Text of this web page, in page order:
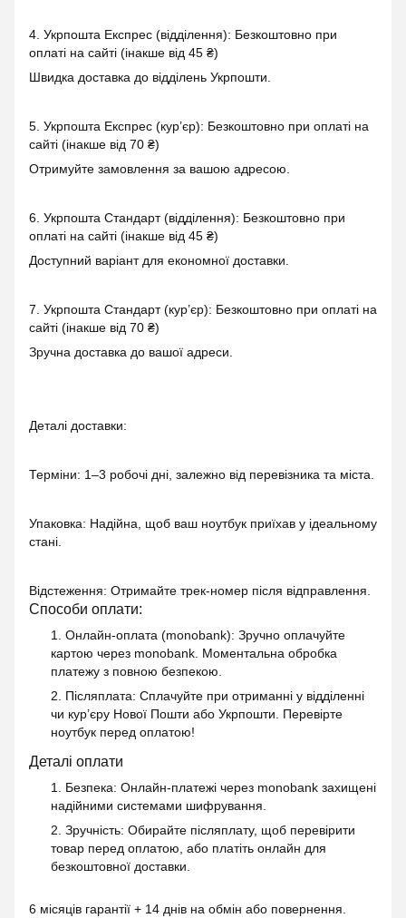
4. Укрпошта Експрес (відділення): Безкоштовно при
оплаті на сайті (інакше від 45 ₴)
Швидка доставка до відділень Укрпошти.
5. Укрпошта Експрес (кур’єр): Безкоштовно при оплаті на
сайті (інакше від 70 ₴)
Отримуйте замовлення за вашою адресою.
6. Укрпошта Стандарт (відділення): Безкоштовно при
оплаті на сайті (інакше від 45 ₴)
Доступний варіант для економної доставки.
7. Укрпошта Стандарт (кур’єр): Безкоштовно при оплаті на
сайті (інакше від 70 ₴)
Зручна доставка до вашої адреси.
Деталі доставки:
Терміни: 1–3 робочі дні, залежно від перевізника та міста.
Упаковка: Надійна, щоб ваш ноутбук приїхав у ідеальному
стані.
Відстеження: Отримайте трек-номер після відправлення.
Способи оплати:
1. Онлайн-оплата (monobank): Зручно оплачуйте
картою через monobank. Моментальна обробка
платежу з повною безпекою.
2. Післяплата: Сплачуйте при отриманні у відділенні
чи кур’єру Нової Пошти або Укрпошти. Перевірте
ноутбук перед оплатою!
Деталі оплати
1. Безпека: Онлайн-платежі через monobank захищені
надійними системами шифрування.
2. Зручність: Обирайте післяплату, щоб перевірити
товар перед оплатою, або платіть онлайн для
безкоштовної доставки.
6 місяців гарантії + 14 днів на обмін або повернення.